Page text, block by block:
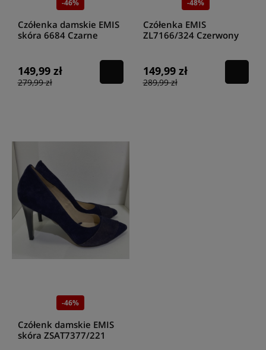
przeistoczyć w intrygującą i szalenie kobiecą.
Czółenka Emis
zarówno lakierowane, jak i matowe, to prawdziwa klasyka w świecie
obuwniczym. Pasują do wszystkiego i wyróżniają się ponadczasową
elegancją, czego nie zmieni upływ lat.
Czółenka Emis w kolorze
wybierających minimalizm ponad ekstrawagancję. W ofercie polskiego
producenta nie brakuje również innych kolorów, które można
dopasować do swoich ulubionych dodatków, aby cały outfit był
Czółenka damskie Emisto rodzaj obuwia, który każda kobieta
powinna mieć w swojej szafie. Są niezwykle wygodne i eleganckie,
dlatego często wybierają je panie, które nie przepadają za zbyt
wysokimi obcasami lub nie czują się w nich pewnie. Duża różnorodność
sprawia, że w ofercie polskiego producent panie w różnym wieku mogą
znaleźć coś dla siebie. Wejdź na stronę sklepu internetowego Higo i
znajdź
damskie czółenka Emis, która będzie w stanie sprostać Twojej
wyobraźni i stanie się stylowym dodatkiem do każdego outfitu.
W ofercie producenta Emis dostępne są również inne wyjątkowe
produkty, w tymszpilki damskie Emis
-46%
Czółenka damskie EMIS
skóra 6684 Czarne
149,99 zł
279,99 zł
-48%
Czółenka EMIS
ZL7166/324 Czerwony
149,99 zł
289,99 zł
-46%
Czółenk damskie EMIS
skóra ZSAT7377/221